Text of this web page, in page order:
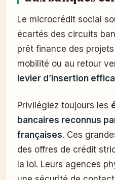
Le microcrédit social
écartés des circuits
prêt finance des
mobilité ou au retour
levier d’insertion
Privilégiez toujours les
bancaires reconnus
françaises. Ces
des offres de crédit
la loi. Leurs agences